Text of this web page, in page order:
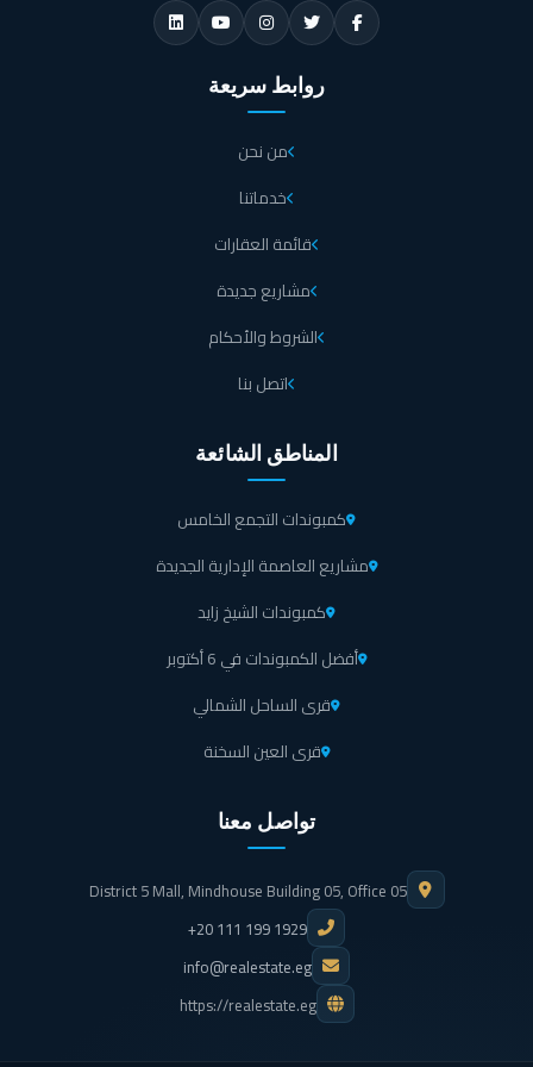
روابط سريعة
من نحن
خدماتنا
قائمة العقارات
مشاريع جديدة
الشروط والأحكام
اتصل بنا
المناطق الشائعة
كمبوندات التجمع الخامس
مشاريع العاصمة الإدارية الجديدة
كمبوندات الشيخ زايد
أفضل الكمبوندات في 6 أكتوبر
قرى الساحل الشمالي
قرى العين السخنة
تواصل معنا
District 5 Mall, Mindhouse Building 05, Office 05
+20 111 199 1929
info@realestate.eg
https://realestate.eg